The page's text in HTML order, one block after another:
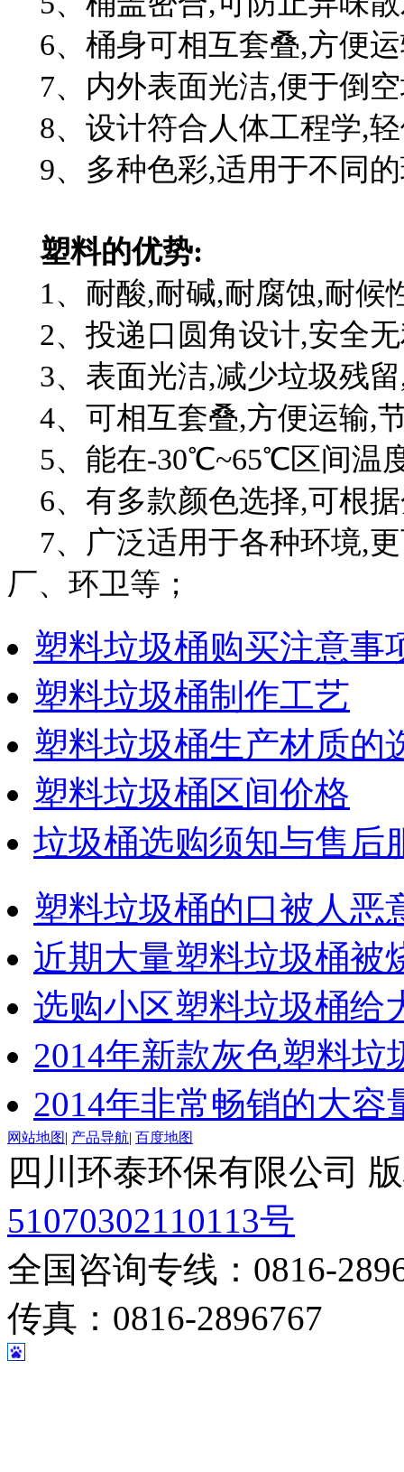
6、桶身可相互套叠,方便
7、内外表面光洁,便于倒
8、设计符合人体工程学,
9、多种色彩,适用于不同
塑料的优势:
1、 耐酸,耐碱,耐腐蚀,耐候
2、投递口圆角设计,安全
3、表面光洁,减少垃圾残
4、可相互套叠,方便运输,
5、能在-30℃~65℃区间温
6、有多款颜色选择,可根
7、广泛适用于各种环境,
厂、环卫等；
塑料垃圾桶购买注意事
塑料垃圾桶制作工艺
塑料垃圾桶生产材质的
塑料垃圾桶区间价格
垃圾桶选购须知与售后
塑料垃圾桶的口被人恶
近期大量塑料垃圾桶被
选购小区塑料垃圾桶给
2014年新款灰色塑料垃
2014年非常畅销的大容
网站地图| 产品导航| 百度地图
四川环泰环保有限公司
51070302110113号
全国咨询专线：0816-
传真：0816-2896767